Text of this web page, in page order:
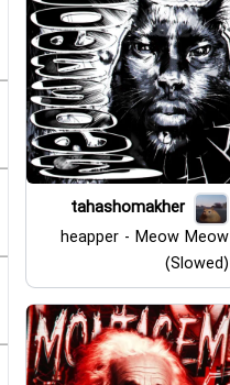
tahashomakher
heapper - Meow Meow
(Slowed)